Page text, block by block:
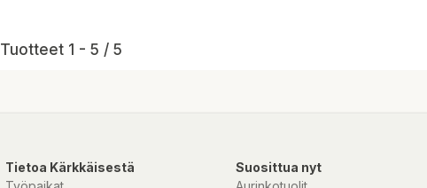
Tuotteet 1 - 5 / 5
Tietoa Kärkkäisestä
Suosittua nyt